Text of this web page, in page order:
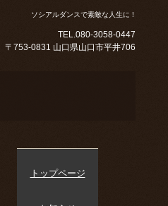
ソシアルダンスで素敵な人生に !
TEL.080-3058-0447
〒753-0831 山口県山口市平井706
トップページ